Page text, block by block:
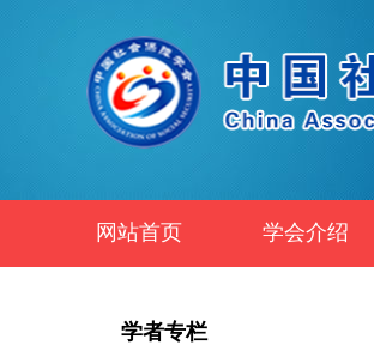
网站首页 学会介绍
学者专栏